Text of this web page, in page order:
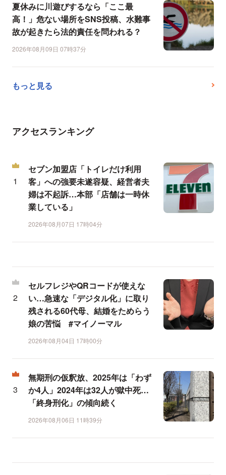
夏休みに川遊びするなら「ここ最
高！」危ない場所をSNS投稿、水難事
故が起きたら法的責任を問われる？
2026年08月09日 07時37分
もっと見る
アクセスランキング
セブン加盟店「トイレだけ利用
客」への強要未遂容疑、経営者夫
婦は不起訴…本部「店舗は一時休
業している」
2026年08月07日 17時04分
セルフレジやQRコードが使えな
い…急速な「デジタル化」に取り
残される60代母、結婚をためらう
娘の苦悩 #マイノーマル
2026年08月04日 17時00分
無期刑の仮釈放、2025年は「わず
か4人」2024年は32人が獄中死…
「終身刑化」の傾向続く
2026年08月06日 11時39分